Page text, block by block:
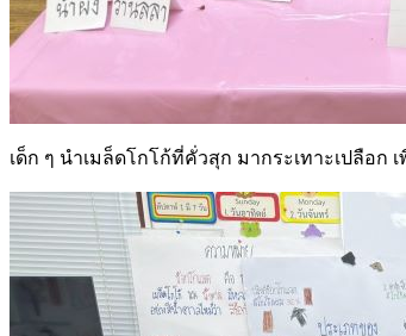
เด็ก ๆ นำเมล็ดโกโก้ที่คั่วสุก มากระเทาะเปลือก